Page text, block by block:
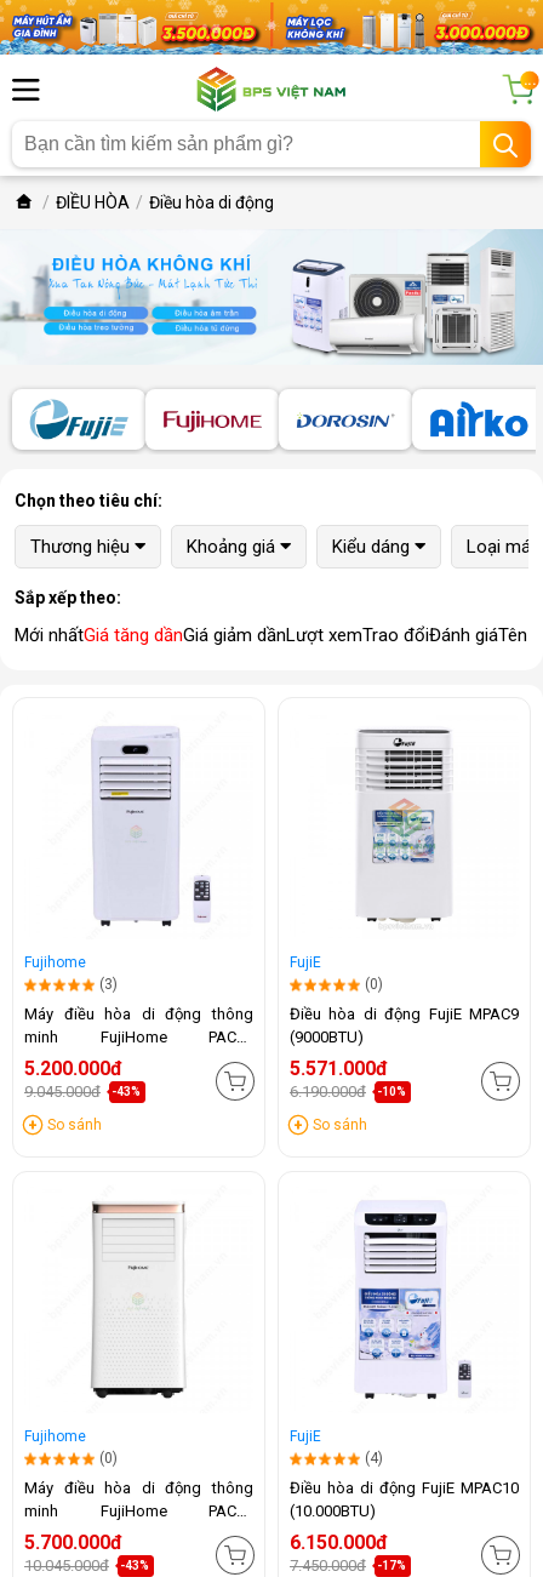
...
ĐIỀU HÒA Điều hòa di động
Chọn theo tiêu chí:
Thương hiệu Khoảng giá Kiểu dáng Loại máy
Sắp xếp theo:
Mới nhấtGiá tăng dầnGiá giảm dầnLượt xemTrao đổiĐánh giáTên
Fujihome
(3)
Máy điều hòa di động thông
minh FujiHome PAC09
(9000BTU)
5.200.000đ
9.045.000đ -43%
So sánh
FujiE
(0)
Điều hòa di động FujiE MPAC9
(9000BTU)
5.571.000đ
6.190.000đ -10%
So sánh
Fujihome
(0)
Máy điều hòa di động thông
minh FujiHome PAC10
(10.000BTU)
5.700.000đ
10.045.000đ -43%
FujiE
(4)
Điều hòa di động FujiE MPAC10
(10.000BTU)
6.150.000đ
7.450.000đ -17%